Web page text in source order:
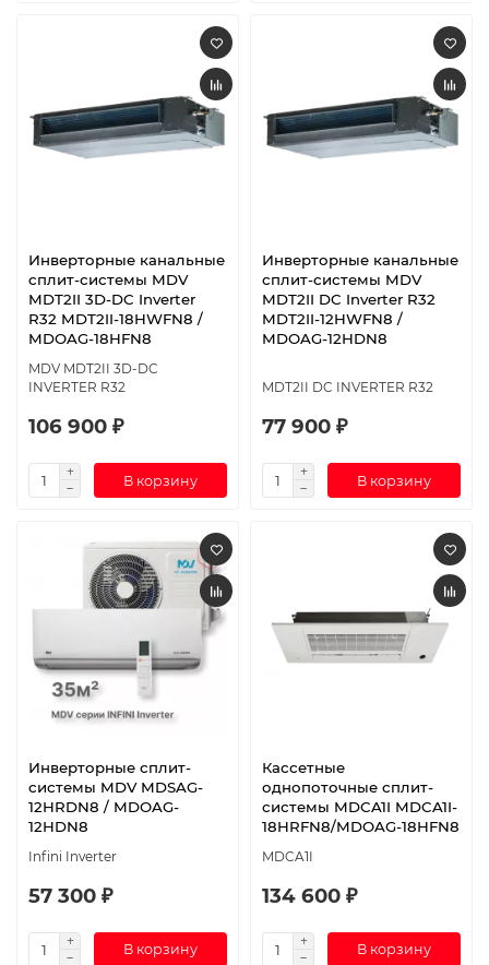
Инверторные канальные
сплит-системы MDV
MDT2II 3D-DC Inverter
R32 MDT2II-18HWFN8 /
MDOAG-18HFN8
MDV MDT2II 3D-DC
INVERTER R32
106 900 ₽
В корзину
Инверторные канальные
сплит-системы MDV
MDT2II DC Inverter R32
MDT2II-12HWFN8 /
MDOAG-12HDN8
MDT2II DC INVERTER R32
77 900 ₽
В корзину
Инверторные сплит-
системы MDV MDSAG-
12HRDN8 / MDOAG-
12HDN8
Infini Inverter
57 300 ₽
В корзину
Кассетные
однопоточные сплит-
системы MDCA1I MDCA1I-
18HRFN8/MDOAG-18HFN8
MDCA1I
134 600 ₽
В корзину